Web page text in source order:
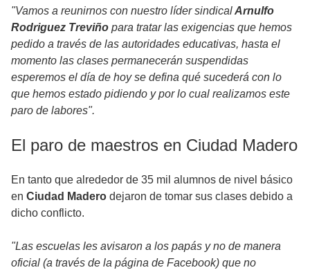
"Vamos a reunirnos con nuestro líder sindicalArnulfo
Rodriguez Treviño para tratar las exigencias que hemos
pedido a través de las autoridades educativas, hasta el
momento las clases permanecerán suspendidas
esperemos el día de hoy se defina qué sucederá con lo
que hemos estado pidiendo y por lo cual realizamos este
paro de labores".
El paro de maestros en Ciudad Madero
En tanto que alrededor de 35 mil alumnos de nivel básico
en Ciudad Madero dejaron de tomar sus clases debido a
dicho conflicto.
"Las escuelas les avisaron a los papás y no de manera
oficial (a través de la página de Facebook) que no